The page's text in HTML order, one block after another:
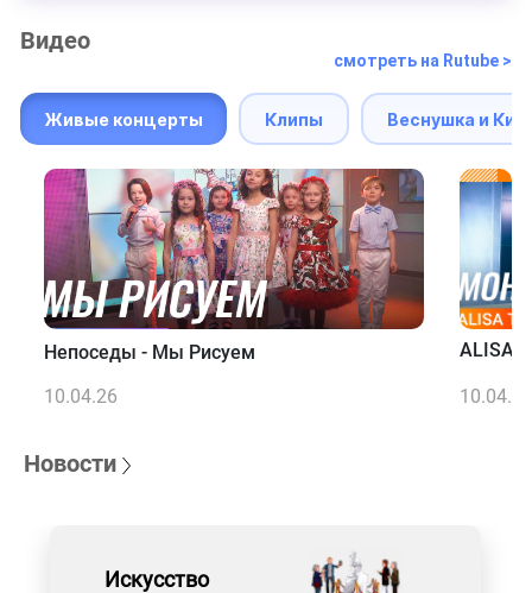
Видео
смотреть на Rutube >
Живые концерты Клипы Веснушка и
Непоседы - Мы Рисуем
10.04.26
ALISA
10.04.26
Новости
Искусство